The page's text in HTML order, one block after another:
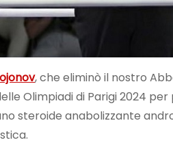
, che eliminò il nostro
Olimpiadi di Parigi 2024
steroide anabolizzante